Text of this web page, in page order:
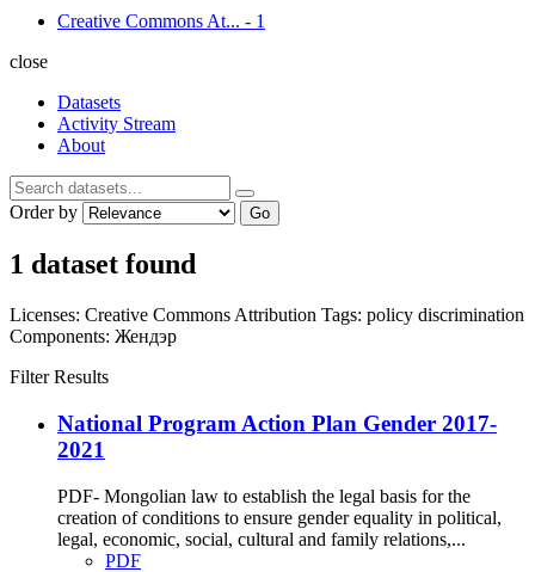
Creative Commons At... - 1
close
Datasets
Activity Stream
About
Order by Go
1 dataset found
Licenses: Creative Commons Attribution Tags: policy discrimination
Components: Жендэр
Filter Results
National Program Action Plan Gender 2017-
2021
PDF- Mongolian law to establish the legal basis for the
creation of conditions to ensure gender equality in political,
legal, economic, social, cultural and family relations,...
PDF